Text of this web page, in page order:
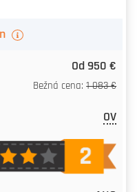
Od 950 €
Bežná cena:1 083 €
OV